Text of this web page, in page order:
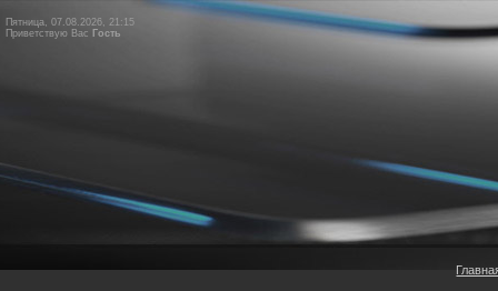
Пятница, 07.08.2026, 21:15
Приветствую Вас Гость